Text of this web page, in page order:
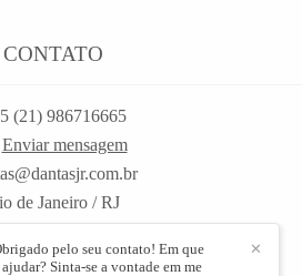
CONTATO
(21) 986716665
Enviar mensagem
de Janeiro / RJ
✕
pelo seu contato! Em que
Sinta-se a vontade em me